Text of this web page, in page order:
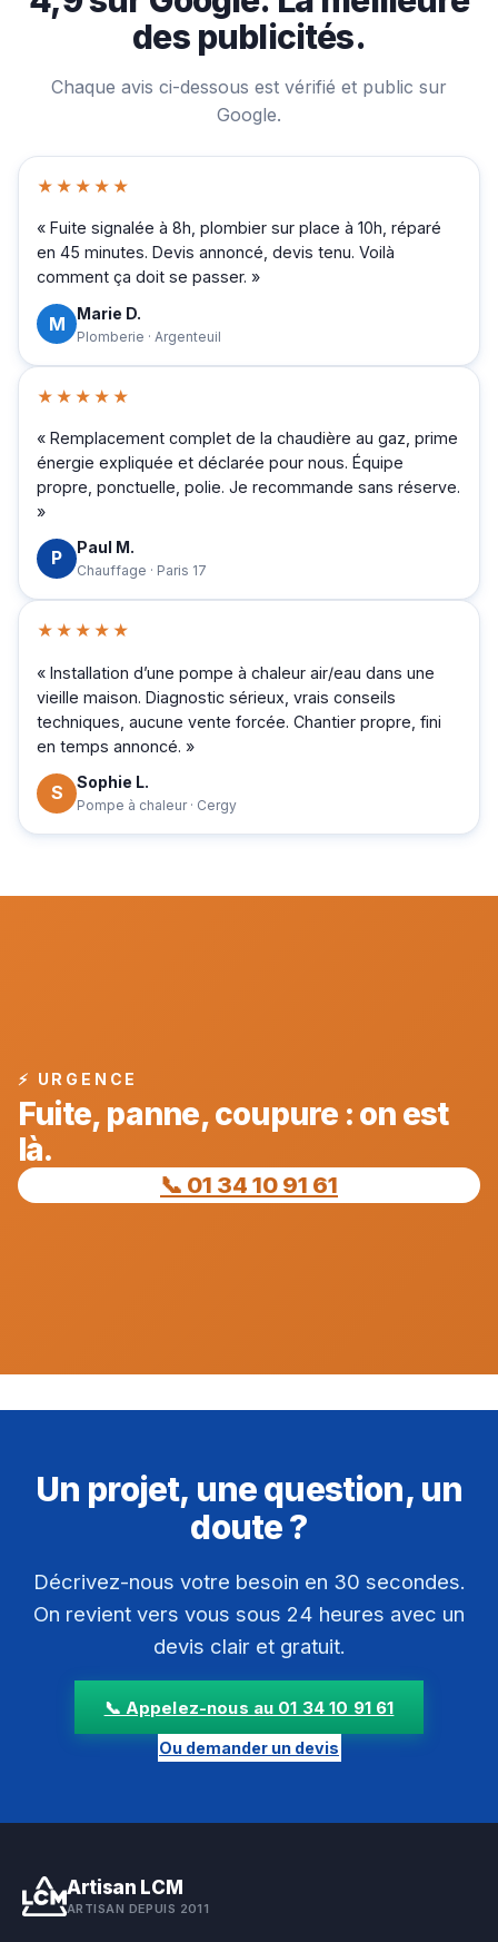
des publicités.
Chaque avis ci-dessous est vérifié et public sur
Google.
★★★★★
« Fuite signalée à 8h, plombier sur place à 10h, réparé
en 45 minutes. Devis annoncé, devis tenu. Voilà
comment ça doit se passer. »
M Marie D.
Plomberie · Argenteuil
★★★★★
« Remplacement complet de la chaudière au gaz, prime
énergie expliquée et déclarée pour nous. Équipe
propre, ponctuelle, polie. Je recommande sans réserve.
»
P Paul M.
Chauffage · Paris 17
★★★★★
« Installation d’une pompe à chaleur air/eau dans une
vieille maison. Diagnostic sérieux, vrais conseils
techniques, aucune vente forcée. Chantier propre, fini
en temps annoncé. »
S Sophie L.
Pompe à chaleur · Cergy
⚡ URGENCE
Fuite, panne, coupure : on est
là.
📞 01 34 10 91 61
Un projet, une question, un
doute ?
Décrivez-nous votre besoin en 30 secondes.
On revient vers vous sous 24 heures avec un
devis clair et gratuit.
📞 Appelez-nous au 01 34 10 91 61
Ou demander un devis
Artisan LCM
ARTISAN DEPUIS 2011